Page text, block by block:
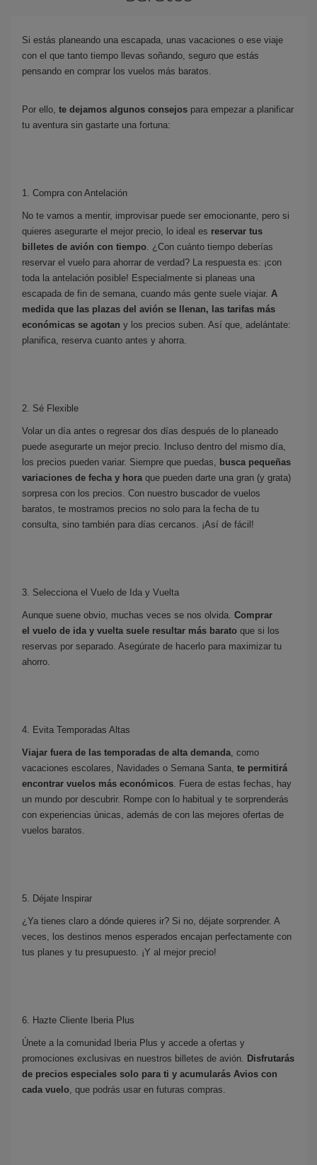
Si estás planeando una escapada, unas vacaciones o ese viaje
con el que tanto tiempo llevas soñando, seguro que estás
pensando en comprar los vuelos más baratos.
Por ello, te dejamos algunos consejos para empezar a planificar
tu aventura sin gastarte una fortuna:
1. Compra con Antelación
No te vamos a mentir, improvisar puede ser emocionante, pero si
quieres asegurarte el mejor precio, lo ideal es reservar tus
billetes de avión con tiempo . ¿Con cuánto tiempo deberías
reservar el vuelo para ahorrar de verdad? La respuesta es: ¡con
toda la antelación posible! Especialmente si planeas una
escapada de fin de semana, cuando más gente suele viajar. A
medida que las plazas del avión se llenan, las tarifas más
económicas se agotan y los precios suben. Así que, adelántate:
planifica, reserva cuanto antes y ahorra.
2. Sé Flexible
Volar un día antes o regresar dos días después de lo planeado
puede asegurarte un mejor precio. Incluso dentro del mismo día,
los precios pueden variar. Siempre que puedas,
busca pequeñas
variaciones de fecha y hora que pueden darte una gran (y grata)
sorpresa con los precios. Con nuestro buscador de vuelos
baratos, te mostramos precios no solo para la fecha de tu
consulta, sino también para días cercanos. ¡Así de fácil!
3. Selecciona el Vuelo de Ida y Vuelta
Aunque suene obvio, muchas veces se nos olvida. Comprar
el vuelo de ida y vuelta suele resultar más barato que si los
reservas por separado. Asegúrate de hacerlo para maximizar tu
ahorro.
4. Evita Temporadas Altas
Viajar fuera de las temporadas de alta demanda , como
vacaciones escolares, Navidades o Semana Santa, te permitirá
encontrar vuelos más económicos . Fuera de estas fechas, hay
un mundo por descubrir. Rompe con lo habitual y te sorprenderás
con experiencias únicas, además de con las mejores ofertas de
vuelos baratos.
5. Déjate Inspirar
¿Ya tienes claro a dónde quieres ir? Si no, déjate sorprender. A
veces, los destinos menos esperados encajan perfectamente con
tus planes y tu presupuesto. ¡Y al mejor precio!
6. Hazte Cliente Iberia Plus
Únete a la comunidad Iberia Plus y accede a ofertas y
promociones exclusivas en nuestros billetes de avión.
Disfrutarás
de precios especiales solo para ti y acumularás Avios con
cada vuelo , que podrás usar en futuras compras.